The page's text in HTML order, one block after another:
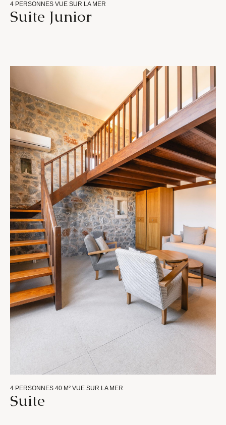
4 PERSONNES VUE SUR LA MER
Suite Junior
4 PERSONNES 40 M² VUE SUR LA MER
Suite